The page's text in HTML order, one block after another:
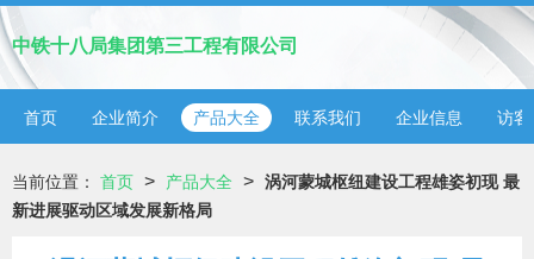
中铁十八局集团第三工程有限公司
首页 企业简介 产品大全 联系我们 企业信息 访客
当前位置： 首页 > 产品大全 > 涡河蒙城枢纽建设工程雄姿初现 最
新进展驱动区域发展新格局